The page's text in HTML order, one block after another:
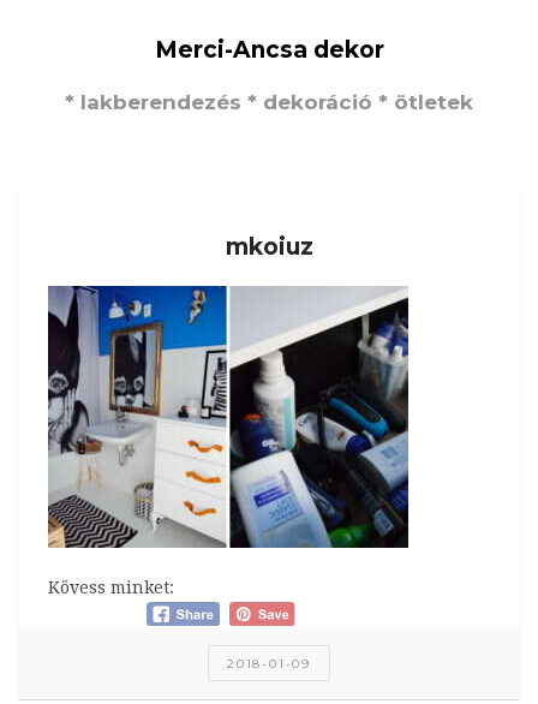
Merci-Ancsa dekor
* lakberendezés * dekoráció * ötletek
mkoiuz
Kövess minket:
2018-01-09